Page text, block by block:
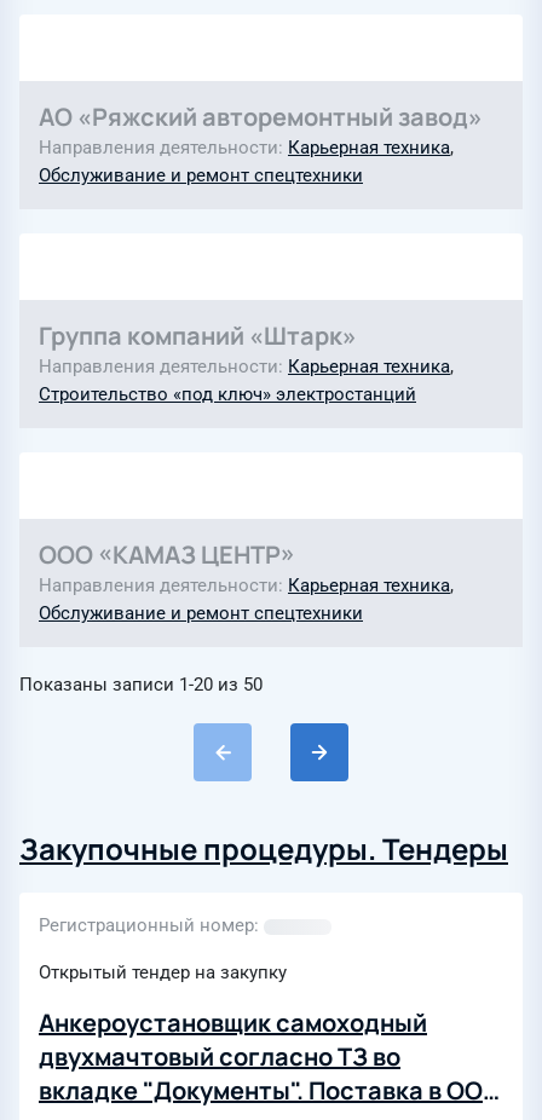
АО «Ряжский авторемонтный завод»
Направления деятельности Карьерная техника,
Обслуживание и ремонт спецтехники
Группа компаний «Штарк»
Направления деятельности Карьерная техника,
Строительство «под ключ» электростанций
ООО «КАМАЗ ЦЕНТР»
Направления деятельности Карьерная техника,
Обслуживание и ремонт спецтехники
Показаны записи 1-20 из 50
Закупочные процедуры. Тендеры
Регистрационный номер
Открытый тендер на закупку
Анкероустановщик самоходный
двухмачтовый согласно ТЗ во
вкладке "Документы". Поставка в ООО